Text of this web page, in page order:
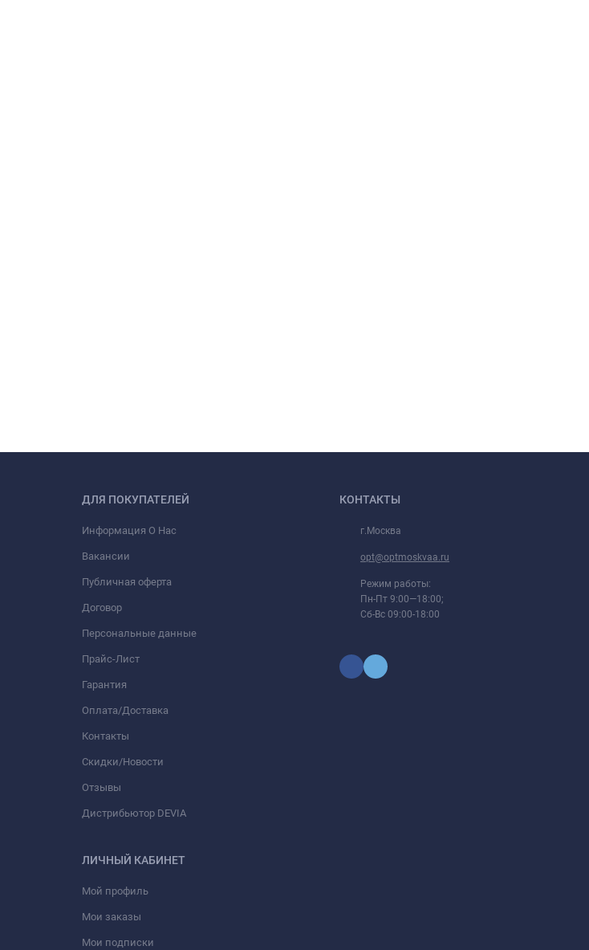
ДЛЯ ПОКУПАТЕЛЕЙ
Информация О Нас
Вакансии
Публичная оферта
Договор
Персональные данные
Прайс-Лист
Гарантия
Оплата/Доставка
Контакты
Скидки/Новости
Отзывы
Дистрибьютор DEVIA
ЛИЧНЫЙ КАБИНЕТ
Мой профиль
Мои заказы
Мои подписки
КОНТАКТЫ
г.Москва
opt@optmoskvaa.ru
Режим работы:
Пн-Пт 9:00—18:00;
Сб-Вс 09:00-18:00